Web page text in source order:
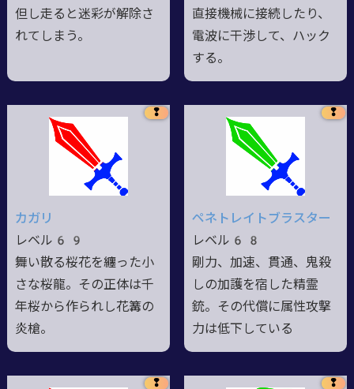
但し走ると迷彩が解除さ
れてしまう。
直接機械に接続したり、
電波に干渉して、ハック
する。
❢
カガリ
レベル69
舞い散る桜花を纏った小
さな桜龍。その正体は千
年桜から作られし花篝の
炎槍。
❢
ペネトレイトブラスター
レベル68
剛力、加速、貫通、鬼殺
しの加護を宿した精霊
銃。その代償に属性攻撃
力は低下している
❢ ❢